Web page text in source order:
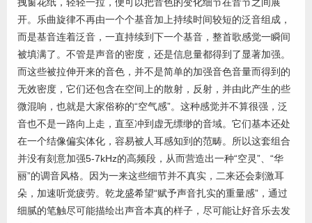
拽窗花纸，轻轻一拉，便可以把音色的变化细节在音节之间展
开。乐曲旋律不再由一个个基音加上持续时间较短的泛音组成，
而是基音连着泛音，一直持续到下一个基音，整首歌感觉一瞬间
被填满了。不管是声音的密度，还是信息量都得到了显著加强。
而这些被拉伸开来的音色，并不是简单的加强音色音量而得到的
无效密度，它们还包含在空间上的散射，反射，并由此产生的些
微混响，也就是大家俗称的“空气感”。这种感觉并不算很强，泛
音也不是一路向上走，直至冲到虚无缥缈的音域。它们基本还处
在一个结像偏实体化，容易被人耳感知到的范畴。所以这套组合
并没有刻意加强5-7kHz的高频段，从而营造出一种“空灵”、“华
丽”的调音风格。因为一来这些细节并不真实，二来还会刺激耳
朵，加速听觉疲劳。乾龙盛希望“赋予声音扎实的重量感”，通过
细腻的笔触尽可能描绘出声音本真的样子，尽可能让好音乐去发